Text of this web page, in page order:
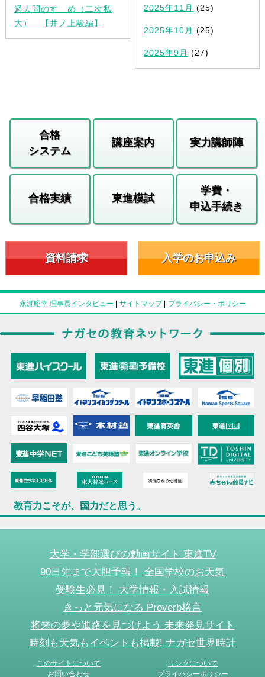
過去問のすゝめ（二次私
大） 【井ノ上駿編】
2025年11月 (25)
2025年10月 (25)
2025年9月 (27)
合格
システム
講座案内 実力講師陣
合格実績 東進模試
学費・
申込手続き
資料請求 入学のお申込み
永瀬昭幸 理事長インタビュー | サイトマップ| プライバシー・ポリシー
教育力こそが、国力だと思う。
大学・学部選びの動画サイト 東進TV
90日先まで大胆予報！ 全国学校のお天気
受験生必見！ 大学情報・入試情報
きっと元気になる Proverb格言
将来の夢や進路を見つけよう 未来発見サイト
時刻も天気もイベントも掲載! ナガセ世界時計
このサイトについて
リンクについて
お問い合わせ
プライバシーポリシー